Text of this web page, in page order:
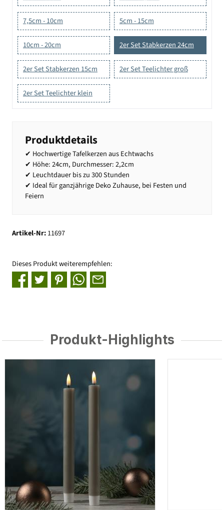
7,5cm - 10cm 5cm - 15cm
10cm - 20cm 2er Set Stabkerzen 24cm
2er Set Stabkerzen 15cm 2er Set Teelichter groß
2er Set Teelichter klein
Produktdetails
✔ Hochwertige Tafelkerzen aus Echtwachs
✔ Höhe: 24cm, Durchmesser: 2,2cm
✔ Leuchtdauer bis zu 300 Stunden
✔ Ideal für ganzjährige Deko Zuhause, bei Festen und
Feiern
Artikel-Nr:11697
Dieses Produkt weiterempfehlen:
Produkt-Highlights